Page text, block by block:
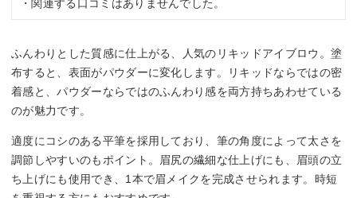
・関連する口コミはありませんでした。
ふんわりとした質感に仕上がる、人気のリキッドアイブロウ。塗
布すると、表面がパウダーに変化します。リキッドならではの密
着感と、パウダーならではのふんわり感を両方持ちあわせている
のが魅力です。
適度にコシのある平筆を採用しており、筆の角度によって太さを
調節しやすいのもポイント。眉尻の繊細な仕上げにも、眉頭の立
ち上げにも使用でき、1本で眉メイクを完成させられます。時短